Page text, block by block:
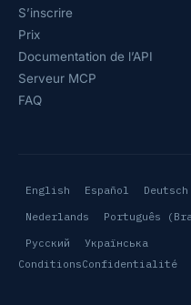
S’inscrire
Prix
Documentation de l’API
Serveur MCP
FAQ
English Español Deutsch
Nederlands
Português
Русский
Українська
ConditionsConfidentialité